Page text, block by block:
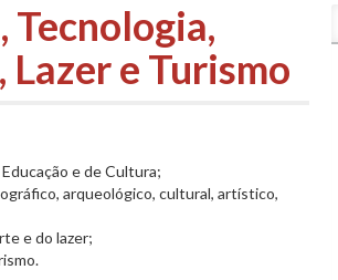
Tecnologia,
e Turismo
e de Cultura;
arqueológico, cultural, artístico,
e do lazer;